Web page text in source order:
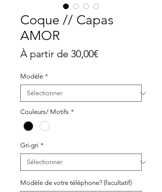
Coque // Capas
AMOR
À partir de 30,00€Prix
Modèle *
Couleurs/ Motifs *
Gri-gri *
Modèle de votre téléphone? (facultatif)